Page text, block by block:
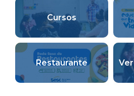
Cursos
Restaurante